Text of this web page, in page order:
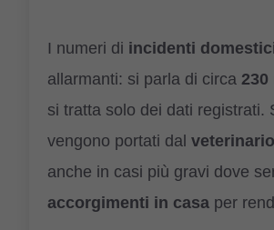
I numeri di incidenti
allarmanti: si parla di circa 230
si tratta solo dei dati registrati.
vengono portati dal
anche in casi più gravi dove
accorgimenti in casa per